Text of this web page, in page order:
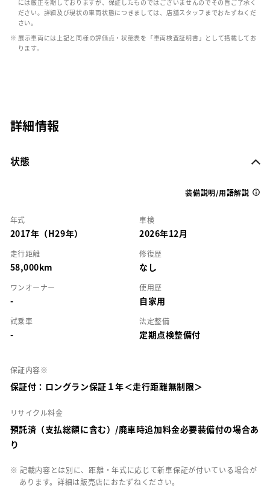
には厳正を期しておりますが、保証したものではございませんのでその旨ご了承く
ださい。詳細及び現状の車両状態につきましては、店舗スタッフまでおたずねくだ
さい。
※ 展示車両には上記と同様の評価点・状態表を「車両検査証明書」として搭載してお
ります。
詳細情報
状態
装備説明/用語解説
年式
2017年（H29年）
車検
2026年12月
走行距離
58,000km
修復歴
なし
ワンオーナー
-
使用歴
自家用
試乗車
-
法定整備
定期点検整備付
保証内容※
保証付：ロングラン保証１年＜走行距離無制限＞
リサイクル料金
預託済（支払総額に含む）/廃車時追加料金必要装備付の場合あ
り
※ 記載内容とは別に、距離・年式に応じて新車保証が付いている場合が
あります。詳細は販売店におたずねください。